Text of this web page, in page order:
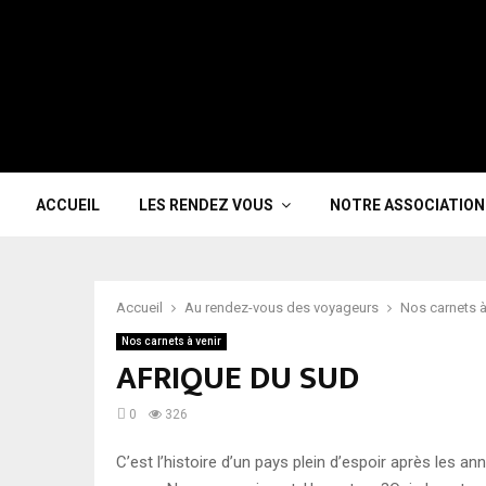
ACCUEIL LES RENDEZ VOUS NOTRE ASSOCIATION
Accueil Au rendez-vous des voyageurs Nos carnets
Nos carnets à venir
AFRIQUE DU SUD
0 326
C’est l’histoire d’un pays plein d’espoir après les